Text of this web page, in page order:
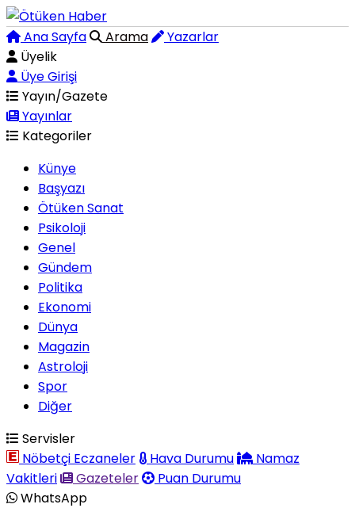
Ana Sayfa Arama
Yazarlar
Üyelik
Üye Girişi
Yayın/Gazete
Yayınlar
Kategoriler
Künye
Başyazı
Ötüken Sanat
Psikoloji
Genel
Gündem
Politika
Ekonomi
Dünya
Magazin
Astroloji
Spor
Diğer
Servisler
Nöbetçi Eczaneler
Hava Durumu
Namaz
Vakitleri
Gazeteler
Puan Durumu
WhatsApp